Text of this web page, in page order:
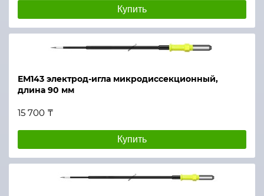
Купить
ЕМ143 электрод-игла микродиссекционный,
длина 90 мм
15 700 ₸
Купить